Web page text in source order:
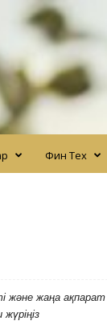
Фин Тех
жаңа